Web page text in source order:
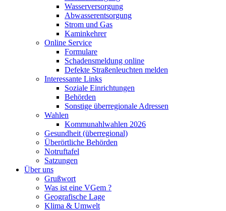
Wasserversorgung
Abwasserentsorgung
Strom und Gas
Kaminkehrer
Online Service
Formulare
Schadensmeldung online
Defekte Straßenleuchten melden
Interessante Links
Soziale Einrichtungen
Behörden
Sonstige überregionale Adressen
Wahlen
Kommunahlwahlen 2026
Gesundheit (überregional)
Überörtliche Behörden
Notruftafel
Satzungen
Über uns
Grußwort
Was ist eine VGem ?
Geografische Lage
Klima & Umwelt